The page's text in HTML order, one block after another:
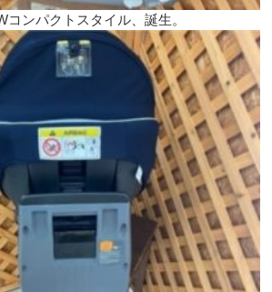
コンパクトスタイル、誕生。